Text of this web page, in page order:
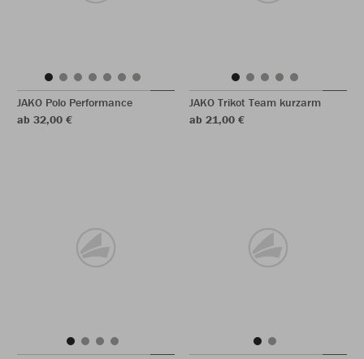
JAKO Polo Performance
ab 32,00 €
JAKO Trikot Team kurzarm
ab 21,00 €